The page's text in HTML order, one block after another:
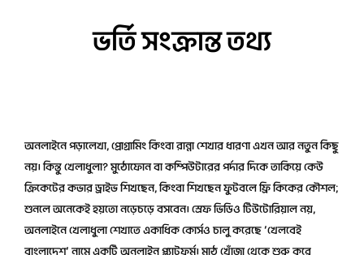
ভর্তি সংক্রান্ত তথ্য
অনলাইনে পড়ালেখা, প্রোগ্রামিং কিংবা রান্না শেখার ধারণা এখন আর নতুন কিছু
নয়। কিন্তু খেলাধুলা? মুঠোফোন বা কম্পিউটারের পর্দার দিকে তাকিয়ে কেউ
ক্রিকেটের কভার ড্রাইভ শিখছেন, কিংবা শিখছেন ফুটবলে ফ্রি কিকের কৌশল;
শুনলে অনেকেই হয়তো নড়েচড়ে বসবেন। স্রেফ ভিডিও টিউটোরিয়াল নয়,
অনলাইনে খেলাধুলা শেখাতে একাধিক কোর্সও চালু করেছে ‘খেলবেই
বাংলাদেশ’ নামে একটি অনলাইন প্ল্যাটফর্ম। মাঠ খোঁজা থেকে শুরু করে